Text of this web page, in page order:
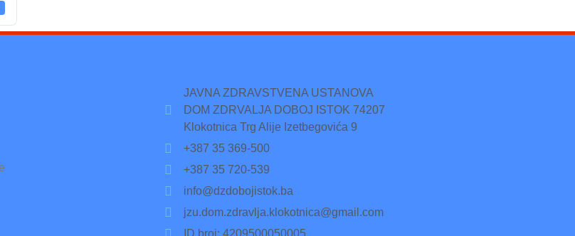
JAVNA ZDRAVSTVENA USTANOVA
DOM ZDRVALJA DOBOJ ISTOK 74207
Klokotnica Trg Alije Izetbegovića 9
+387 35 369-500
+387 35 720-539
info@dzdobojistok.ba
jzu.dom.zdravlja.klokotnica@gmail.com
ID broj: 4209500050005